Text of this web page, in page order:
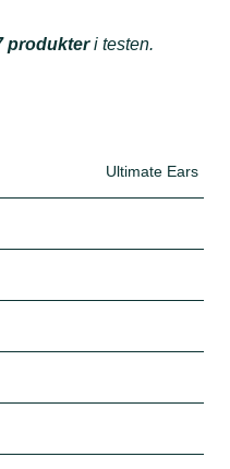
produkteri testen.
Ultimate Ears